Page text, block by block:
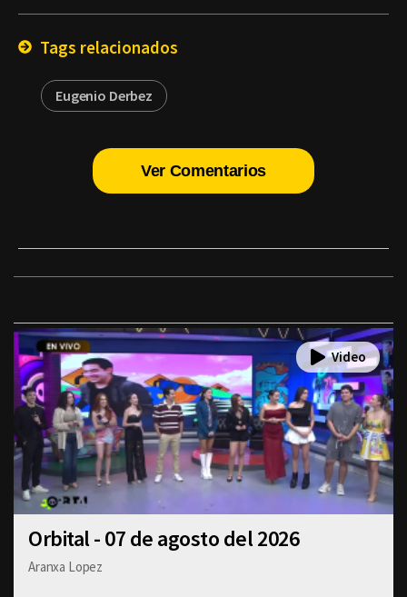
Tags relacionados
Eugenio Derbez
Ver Comentarios
Orbital - 07 de agosto del 2026
Aranxa Lopez